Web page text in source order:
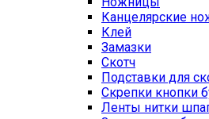
Канцелярские
Клей
Замазки
Скотч
Подставки для
Скрепки кнопки
Ленты нитки